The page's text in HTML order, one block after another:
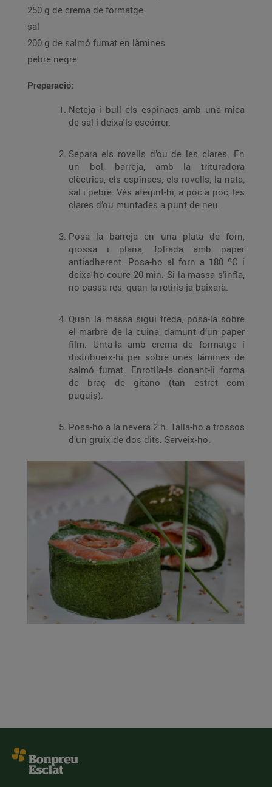
250 g de crema de formatge
sal
200 g de salmó fumat en làmines
pebre negre
Preparació:
Neteja i bull els espinacs amb una mica
de sal i deixa'ls escórrer.
Separa els rovells d’ou de les clares. En
un bol, barreja, amb la trituradora
elèctrica, els espinacs, els rovells, la nata,
sal i pebre. Vés afegint-hi, a poc a poc, les
clares d’ou muntades a punt de neu.
Posa la barreja en una plata de forn,
grossa i plana, folrada amb paper
antiadherent. Posa-ho al forn a 180 ºC i
deixa-ho coure 20 min. Si la massa s’infla,
no passa res, quan la retiris ja baixarà.
Quan la massa sigui freda, posa-la sobre
el marbre de la cuina, damunt d’un paper
film. Unta-la amb crema de formatge i
distribueix-hi per sobre unes làmines de
salmó fumat. Enrotlla-la donant-li forma
de braç de gitano (tan estret com
puguis).
Posa-ho a la nevera 2 h. Talla-ho a trossos
d’un gruix de dos dits. Serveix-ho.